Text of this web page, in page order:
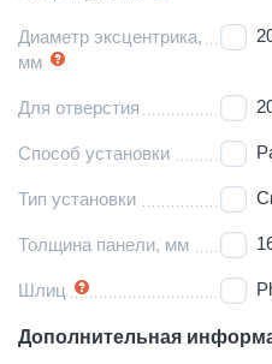
Диаметр эксцентрика,
мм
Для отверстия
Способ установки
Тип установки
Толщина панели, мм
Шлиц
Дополнительная